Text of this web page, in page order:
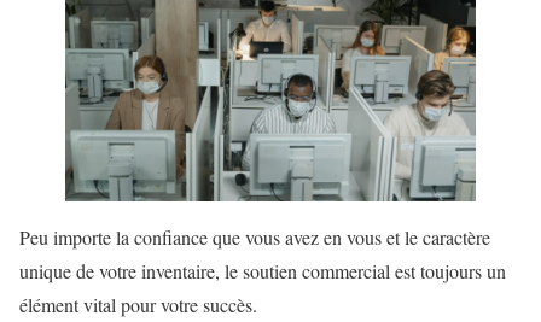
Peu importe la confiance que vous avez en vous et le caractère
unique de votre inventaire, le soutien commercial est toujours un
élément vital pour votre succès.